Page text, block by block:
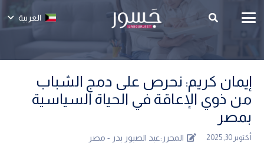
العربية
إيمان كريم: نحرص على دمج الشباب
من ذوي الإعاقة في الحياة السياسية
بمصر
أكتوبر 30, 2025 المحرر:عبد الصبور بدر - مصر